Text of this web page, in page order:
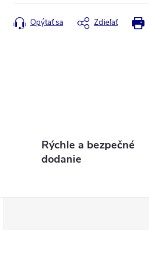
Opýtať sa Zdieľať
Rýchle a bezpečné
dodanie